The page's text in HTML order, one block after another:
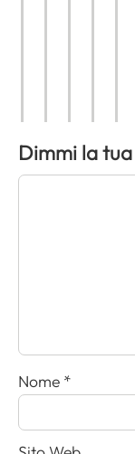
Dimmi la tua
Nome *